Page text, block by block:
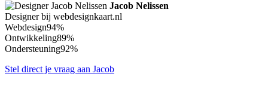
Jacob Nelissen
Designer bij webdesignkaart.nl
Webdesign94%
Ontwikkeling89%
Ondersteuning92%
Stel direct je vraag aan Jacob